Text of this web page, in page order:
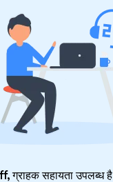
सहायता